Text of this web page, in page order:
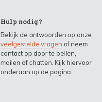
Hulp nodig?
Bekijk de antwoorden op onze
veelgestelde vragen of neem
contact op door te bellen,
mailen of chatten. Kijk hiervoor
onderaan op de pagina.